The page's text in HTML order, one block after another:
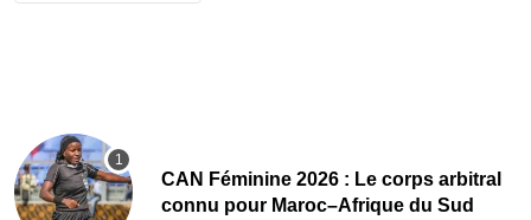
‎CAN Féminine 2026 : Le corps arbitral
connu pour Maroc–Afrique du Sud